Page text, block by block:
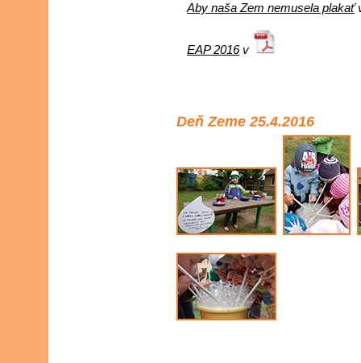
Aby naša Zem nemusela plakať
EAP 2016v
Deň Zeme 25.4.2016